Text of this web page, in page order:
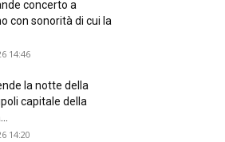
concerto a
con sonorità di cui la
14:46
la notte della
capitale della
14:20